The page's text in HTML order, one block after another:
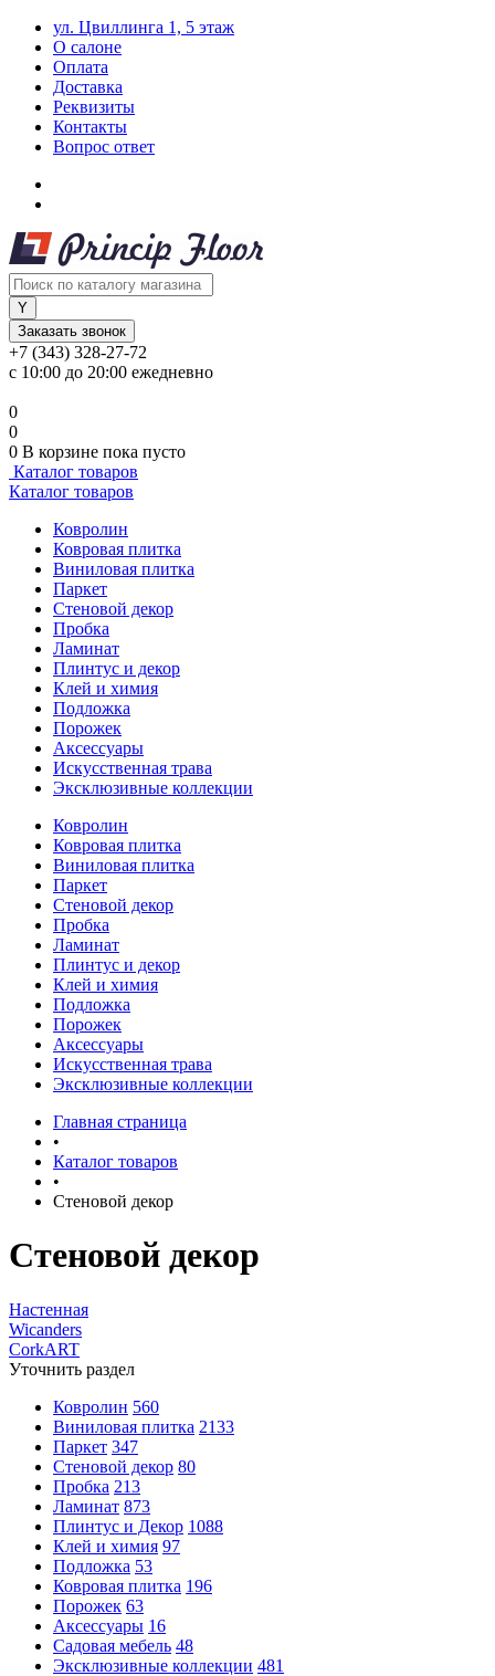
ул. Цвиллинга 1, 5 этаж
О салоне
Оплата
Доставка
Реквизиты
Контакты
Вопрос ответ
Заказать звонок
+7 (343) 328-27-72
с 10:00 до 20:00 ежедневно
0
0
0 В корзине пока пусто
Каталог товаров
Каталог товаров
Ковролин
Ковровая плитка
Виниловая плитка
Паркет
Стеновой декор
Пробка
Ламинат
Плинтус и декор
Клей и химия
Подложка
Порожек
Аксессуары
Искусственная трава
Эксклюзивные коллекции
Ковролин
Ковровая плитка
Виниловая плитка
Паркет
Стеновой декор
Пробка
Ламинат
Плинтус и декор
Клей и химия
Подложка
Порожек
Аксессуары
Искусственная трава
Эксклюзивные коллекции
Главная страница
•
Каталог товаров
•
Стеновой декор
Стеновой декор
Настенная
Wicanders
CorkART
Уточнить раздел
Ковролин 560
Виниловая плитка 2133
Паркет 347
Стеновой декор 80
Пробка 213
Ламинат 873
Плинтус и Декор 1088
Клей и химия 97
Подложка 53
Ковровая плитка 196
Порожек 63
Аксессуары 16
Садовая мебель 48
Эксклюзивные коллекции 481